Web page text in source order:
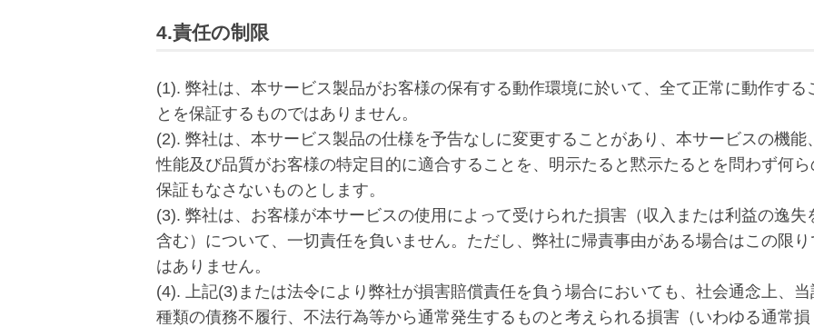
4.責任の制限
(1). 弊社は、本サービス製品がお客様の保有する動作環境に於いて、全て正常に動作する
とを保証するものではありません。
(2). 弊社は、本サービス製品の仕様を予告なしに変更することがあり、本サービスの機能、
性能及び品質がお客様の特定目的に適合することを、明示たると黙示たるとを問わず何ら
保証もなさないものとします。
(3). 弊社は、お客様が本サービスの使用によって受けられた損害（収入または利益の逸失
含む）について、一切責任を負いません。ただし、弊社に帰責事由がある場合はこの限り
はありません。
(4). 上記(3)または法令により弊社が損害賠償責任を負う場合においても、社会通念上、当
種類の債務不履行、不法行為等から通常発生するものと考えられる損害（いわゆる通常損